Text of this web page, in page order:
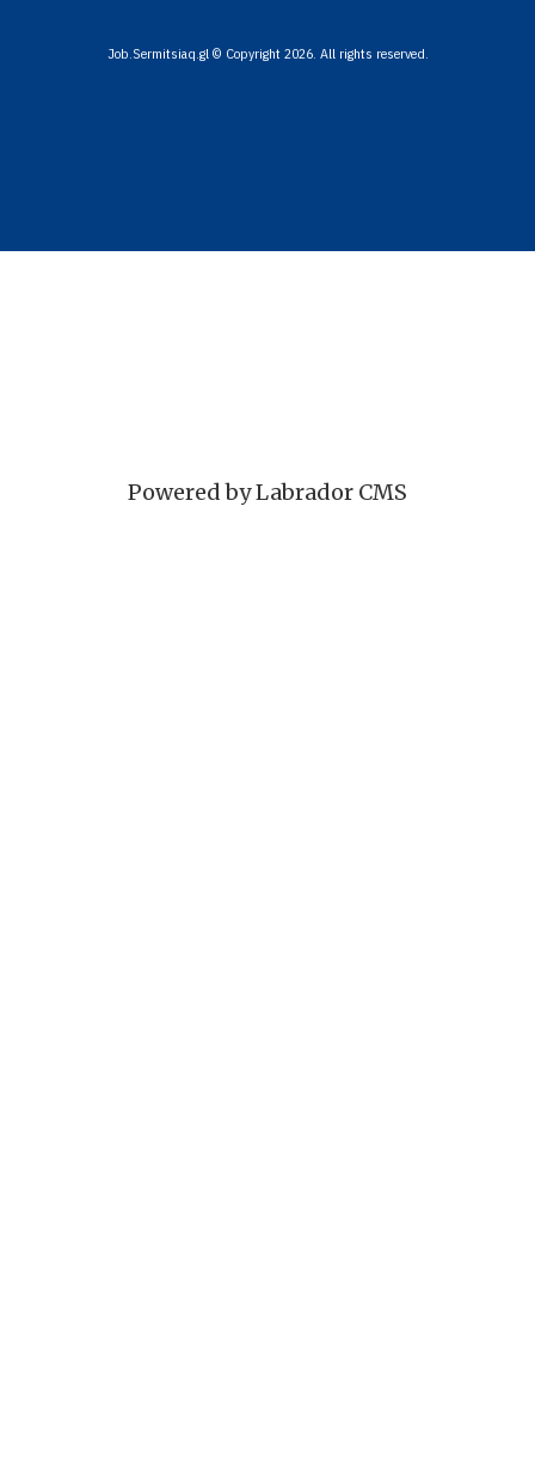
Job.Sermitsiaq.gl © Copyright 2026. All rights reserved.
Powered by Labrador CMS